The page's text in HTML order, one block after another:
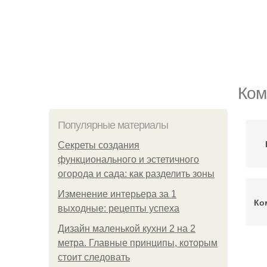
Популярные материалы
Секреты создания
функционального и эстетичного
огорода и сада: как разделить зоны
Изменение интерьера за 1
выходные: рецепты успеха
Дизайн маленькой кухни 2 на 2
метра. Главные принципы, которым
стоит следовать